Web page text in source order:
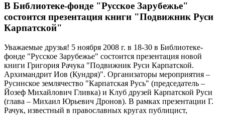
В Библиотеке-фонде "Русское Зарубежье"
состоится презентация книги "Подвижник Руси
Карпатской"
Уважаемые друзья! 5 ноября 2008 г. в 18-30 в Библиотеке-
фонде "Русское Зарубежье" состоится презентация новой
книги Григория Рачука "Подвижник Руси Карпатской.
Архимандрит Иов (Кундря)". Организаторы мероприятия –
Русинское землячество "Карпатская Русь" (председатель –
Йозеф Михайлович Гливка) и Клуб друзей Карпатской Руси
(глава – Михаил Юрьевич Дронов). В рамках презентации Г.
Рачук, известный в православных кругах публицист,